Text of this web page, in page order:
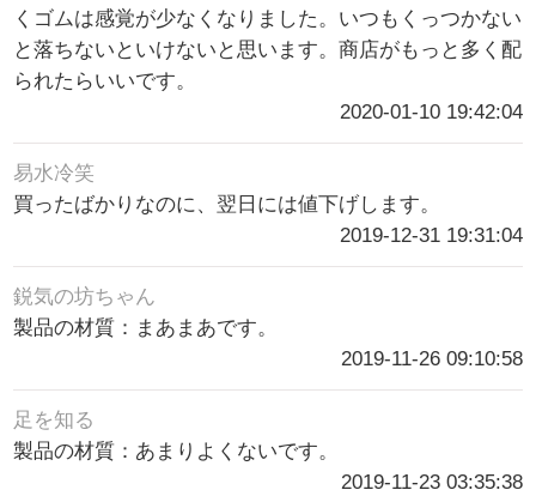
くゴムは感覚が少なくなりました。いつもくっつかない
と落ちないといけないと思います。商店がもっと多く配
られたらいいです。
2020-01-10 19:42:04
易水冷笑
買ったばかりなのに、翌日には値下げします。
2019-12-31 19:31:04
鋭気の坊ちゃん
製品の材質：まあまあです。
2019-11-26 09:10:58
足を知る
製品の材質：あまりよくないです。
2019-11-23 03:35:38